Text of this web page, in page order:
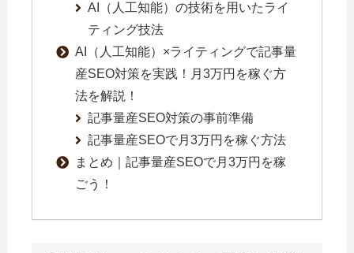
AI（人工知能）の技術を用いたライ
ティング技法
AI（人工知能）×ライティングで記事量
産SEO対策を実践！月3万円を稼ぐ方
法を解説！
記事量産SEO対策の事前準備
記事量産SEOで月3万円を稼ぐ方法
まとめ｜記事量産SEOで月3万円を稼
ごう！